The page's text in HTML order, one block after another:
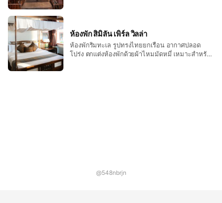
ห้องพัก สิมิลัน เพิร์ล วิลล่า
ห้องพักริมทะเล รูปทรงไทยยกเรือน อากาศปลอด
โปร่ง ตกแต่งห้องพักด้วยผ้าไหมมัดหมี่ เหมาะสำหรับ
@548nbrjn